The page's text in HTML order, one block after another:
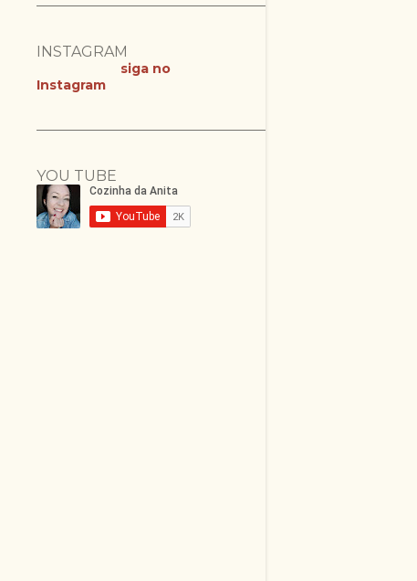
INSTAGRAM
siga no
Instagram
YOU TUBE